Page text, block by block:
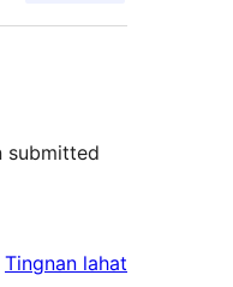
submitted
Tingnan lahat